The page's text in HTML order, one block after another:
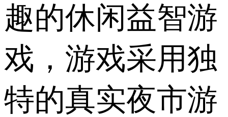
趣的休闲益智游
戏，游戏采用独
特的真实夜市游